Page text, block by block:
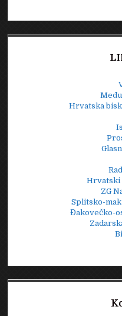
Hrvatska
Hrvatski
ZG
Splitsko-
Đakovečko-